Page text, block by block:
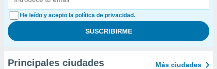
He leído y acepto la política de privacidad.
Principales ciudades Más ciudades